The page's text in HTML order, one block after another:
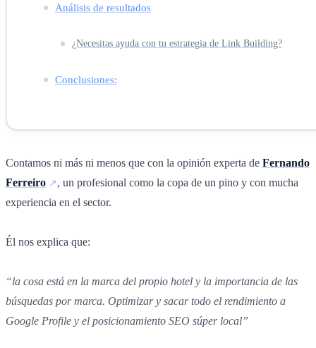
Análisis de resultados
¿Necesitas ayuda con tu estrategia de Link Building?
Conclusiones:
Contamos ni más ni menos que con la opinión experta de Fernando
Ferreiro
, un profesional como la copa de un pino y con mucha
experiencia en el sector.
Él nos explica que:
“la cosa está en la marca del propio hotel y la importancia de las
búsquedas por marca. Optimizar y sacar todo el rendimiento a
Google Profile y el posicionamiento SEO súper local”